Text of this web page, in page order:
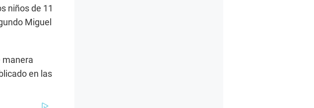
niños de 11
Miguel
manera
en las